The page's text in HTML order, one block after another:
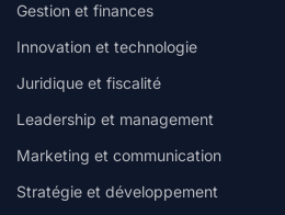
Gestion et finances
Innovation et technologie
Juridique et fiscalité
Leadership et management
Marketing et communication
Stratégie et développement